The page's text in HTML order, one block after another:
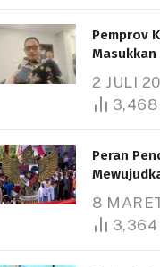
Pemprov
Masukkan
Bantuan
Gratispol
2 JULI
3,468
Peran
8
3,364